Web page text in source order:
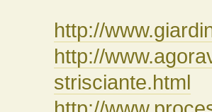
http://
http://
strisciante.html